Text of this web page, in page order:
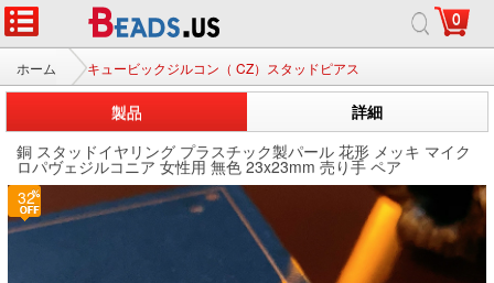
0
ホーム キュービックジルコン（ CZ）スタッドピアス
製品
詳細
銅 スタッドイヤリング プラスチック製パール 花形 メッキ マイク
ロパヴェジルコニア 女性用 無色 23x23mm 売り手 ペア